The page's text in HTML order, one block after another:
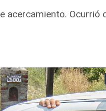
acercamiento. Ocurrió